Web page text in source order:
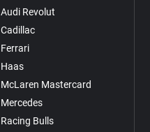
Audi Revolut
Cadillac
Ferrari
Haas
McLaren Mastercard
Mercedes
Racing Bulls